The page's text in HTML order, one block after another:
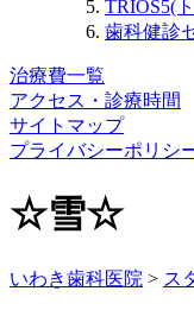
TRIOS5(
歯科健診
治療費一覧
アクセス・診療時間
サイトマップ
プライバシーポリシ
☆雪☆
いわき歯科医院 > ス